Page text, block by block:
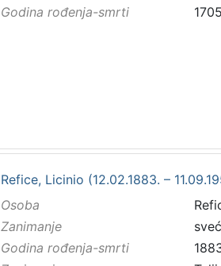
Godina rođenja-smrti
Refice, Licinio (12.02.1883. –
Osoba
Zanimanje
Godina rođenja-smrti